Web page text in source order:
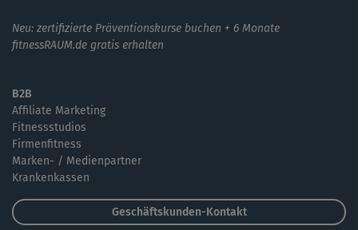
Neu: zertifizierte Präventionskurse buchen + 6 Monate
fitnessRAUM.de gratis erhalten
B2B
Affiliate Marketing
Fitnessstudios
Firmenfitness
Marken- / Medienpartner
Krankenkassen
Geschäftskunden-Kontakt